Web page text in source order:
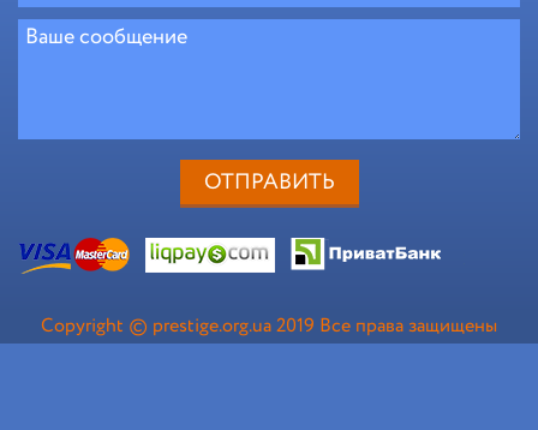
Copyright © prestige.org.ua 2019 Все права защищены